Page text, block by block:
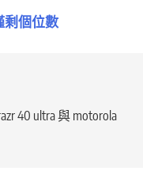
剩個位數
40 ultra 與 motorola